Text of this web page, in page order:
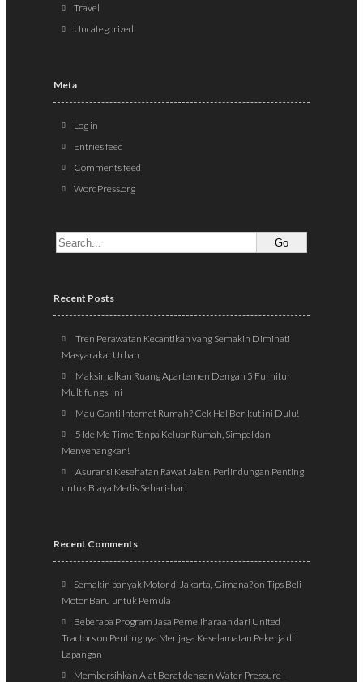
Travel
Uncategorized
Meta
Log in
Entries feed
Comments feed
WordPress.org
Recent Posts
Tren Perawatan Kecantikan yang Semakin Diminati
Masyarakat Urban
Maksimalkan Ruang Apartemen Dengan 5 Furnitur
Multifungsi Ini
Mau Ganti Internet Rumah? Cek Hal Berikut ini Dulu!
5 Ide Me Time Tanpa Keluar Rumah, Simpel dan
Menyenangkan!
Asuransi Kesehatan Rawat Jalan, Perlindungan Penting
untuk Biaya Medis Sehari-hari
Recent Comments
Semakin banyak Motor di Jakarta, Gimana?onTips Beli
Motor Baru untuk Pemula
Beberapa Program Jasa Pemeliharaan dari United
Tractorson Pentingnya Menjaga Keselamatan Pekerja di
Lapangan
Membersihkan Alat Berat dengan Water Pressure –